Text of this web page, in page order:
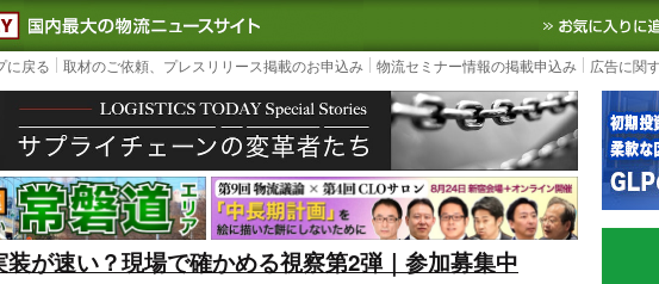
LOGISTICS TODAY｜国内最大の物流ニュースサイト3PL, SCMなど国内外の最新の
に戻る 取材のご依頼、プレスリリース掲載のお申込み 物流セミナー情報の掲載申込み 広告に関
が速い？現場で確かめる視察第2弾｜参加募集中